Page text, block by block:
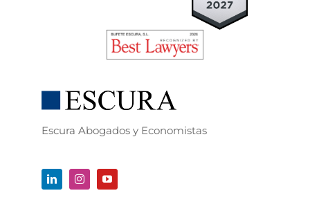
Escura Abogados y Economistas